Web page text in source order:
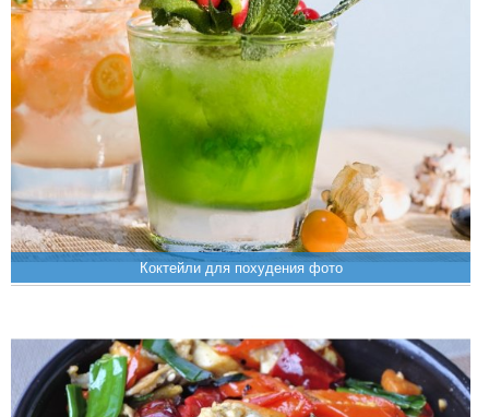
Коктейли для похудения фото